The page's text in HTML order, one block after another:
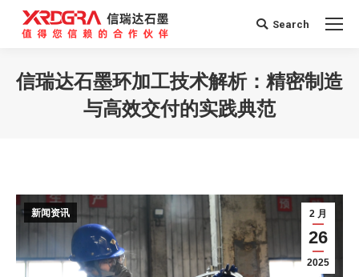
Search:
Search
信瑞达石墨环加工技术解析：精密制造
与高效交付的实践典范
2 月
26
2025
新闻资讯